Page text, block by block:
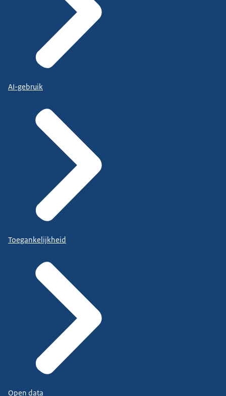
AI-gebruik
Toegankelijkheid
Open data